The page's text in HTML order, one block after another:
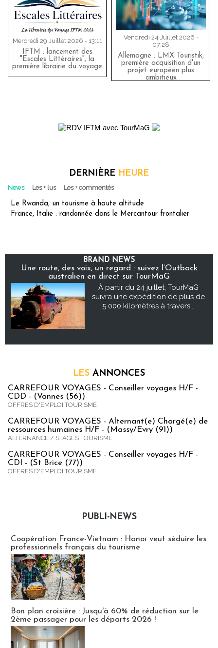
Mercredi 29 Juillet 2026 - 13:11
IFTM : lancement des
"Escales Littéraires", la
première librairie du voyage
Vendredi 24 Juillet 2026 -
07:28
Allemagne : LMX Touristik,
première acquisition d'un
projet européen plus
ambitieux
DERNIÈRE HEURE
News Les + lus Les + commentés
Le Rwanda, un tourisme à haute altitude
France, Italie : randonnée dans le Mercantour frontalier
BRAND NEWS
Une route, des voix, un regard : suivez l’Outback
australien en direct sur TourMaG
À partir du 24 juillet, TourMaG
suivra une expédition de plus de
5 000 kilomètres à travers...
LES ANNONCES
CARREFOUR VOYAGES - Conseiller voyages H/F -
CDD - (Vannes (56))
OFFRES D'EMPLOI TOURISME
CARREFOUR VOYAGES - Alternant(e) Chargé(e) de
ressources humaines H/F - (Massy/Evry (91))
ALTERNANCE / STAGES TOURISME
CARREFOUR VOYAGES - Conseiller voyages H/F -
CDI - (St Brice (77))
OFFRES D'EMPLOI TOURISME
PUBLI-NEWS
Coopération France-Vietnam : Hanoï veut séduire les
professionnels français du tourisme
Bon plan croisière : Jusqu'à 60% de réduction sur le
2ème passager pour les départs 2026 !